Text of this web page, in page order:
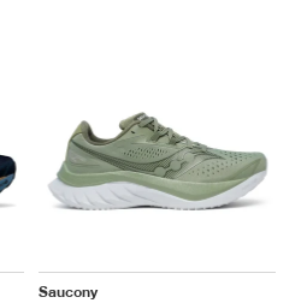
Saucony